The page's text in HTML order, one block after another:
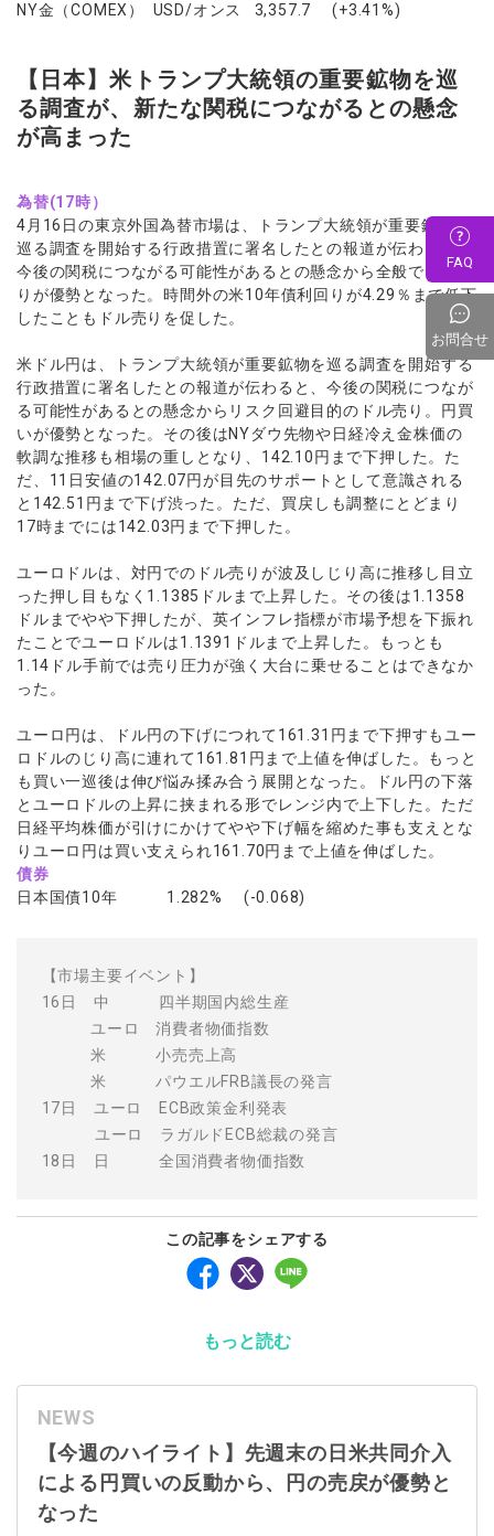
NY金（COMEX） USD/オンス 3,357.7 (+3.41%)
【日本】米トランプ大統領の重要鉱物を巡
る調査が、新たな関税につながるとの懸念
が高まった
為替(17時）
4月16日の東京外国為替市場は、トランプ大統領が重要鉱物を
巡る調査を開始する行政措置に署名したとの報道が伝わると、
今後の関税につながる可能性があるとの懸念から全般でドル売
りが優勢となった。時間外の米10年債利回りが4.29％まで低下
したこともドル売りを促した。
米ドル円は、トランプ大統領が重要鉱物を巡る調査を開始する
行政措置に署名したとの報道が伝わると、今後の関税につなが
る可能性があるとの懸念からリスク回避目的のドル売り。円買
いが優勢となった。その後はNYダウ先物や日経冷え金株価の
軟調な推移も相場の重しとなり、142.10円まで下押した。た
だ、11日安値の142.07円が目先のサポートとして意識される
と142.51円まで下げ渋った。ただ、買戻しも調整にとどまり
17時までには142.03円まで下押した。
ユーロドルは、対円でのドル売りが波及しじり高に推移し目立
った押し目もなく1.1385ドルまで上昇した。その後は1.1358
ドルまでやや下押したが、英インフレ指標が市場予想を下振れ
たことでユーロドルは1.1391ドルまで上昇した。もっとも
1.14ドル手前では売り圧力が強く大台に乗せることはできなか
った。
ユーロ円は、ドル円の下げにつれて161.31円まで下押すもユー
ロドルのじり高に連れて161.81円まで上値を伸ばした。もっと
も買い一巡後は伸び悩み揉み合う展開となった。ドル円の下落
とユーロドルの上昇に挟まれる形でレンジ内で上下した。ただ
日経平均株価が引けにかけてやや下げ幅を縮めた事も支えとな
りユーロ円は買い支えられ161.70円まで上値を伸ばした。
債券
日本国債10年 1.282% (-0.068)
【市場主要イベント】
16日 中 四半期国内総生産
ユーロ 消費者物価指数
米 小売売上高
米 パウエルFRB議長の発言
17日 ユーロ ECB政策金利発表
ユーロ ラガルドECB総裁の発言
18日 日 全国消費者物価指数
この記事をシェアする
もっと読む
NEWS
【今週のハイライト】先週末の日米共同介入
による円買いの反動から、円の売戻が優勢と
なった
FAQ
お問合せ